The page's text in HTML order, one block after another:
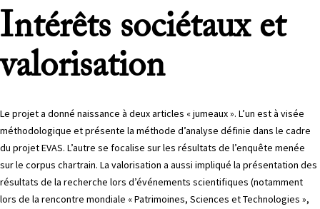
Intérêts sociétaux et
valorisation
Le projet a donné naissance à deux articles « jumeaux ». L’un est à visée
méthodologique et présente la méthode d’analyse définie dans le cadre
du projet EVAS. L’autre se focalise sur les résultats de l’enquête menée
sur le corpus chartrain. La valorisation a aussi impliqué la présentation des
résultats de la recherche lors d’événements scientifiques (notamment
lors de la rencontre mondiale « Patrimoines, Sciences et Technologies »,